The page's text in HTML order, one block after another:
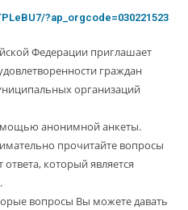
?ap_orgcode=030221523
Федерации приглашает
граждан
организаций
анонимной анкеты.
прочитайте вопросы
который является
вопросы Вы можете давать